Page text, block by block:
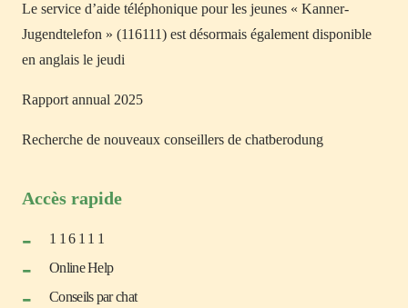
Le service d’aide téléphonique pour les jeunes « Kanner-
Jugendtelefon » (116111) est désormais également disponible
en anglais le jeudi
Rapport annual 2025
Recherche de nouveaux conseillers de chatberodung
Accès rapide
1 1 6 1 1 1
Online Help
Conseils par chat